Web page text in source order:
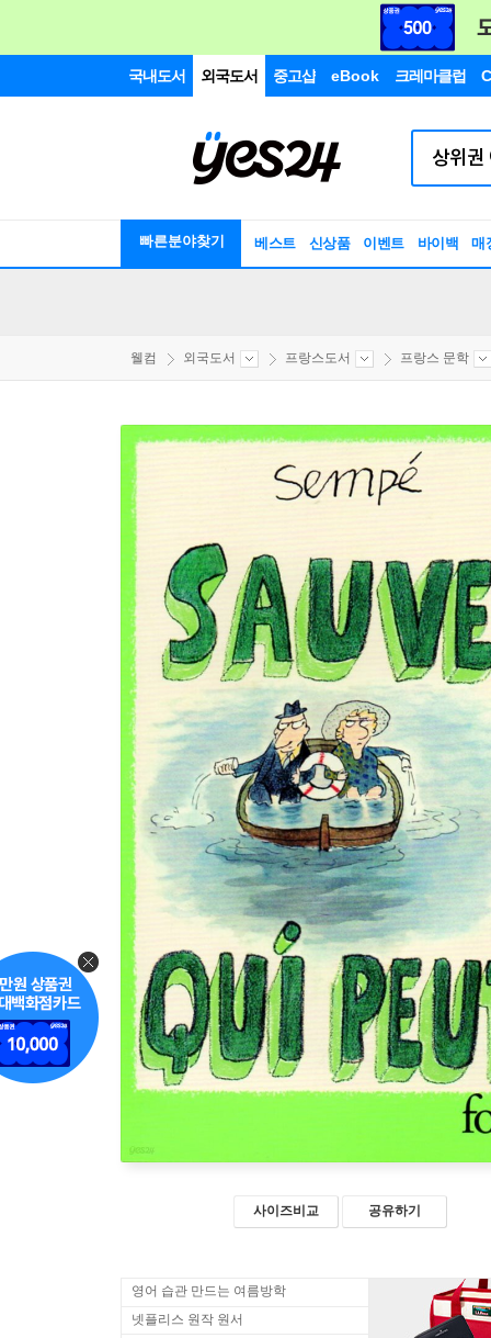
국내도서 외국도서 중고샵 eBook 크레마클럽
빠른분야찾기 베스트 신상품 이벤트 바이백 매
웰컴 외국도서 프랑스도서 프랑스 문학
사이즈비교 공유하기
영어 습관 만드는 여름방학
넷플리스 원작 원서